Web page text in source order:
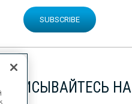
SUBSCRIBE
НА